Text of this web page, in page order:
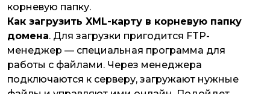
корневую папку.
Как загрузить XML-карту в корневую папку
домена. Для загрузки пригодится FTP-
менеджер — специальная программа для
работы с файлами. Через менеджера
подключаются к серверу, загружают нужные